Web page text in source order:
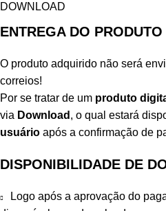
DOWNLOAD
ENTREGA DO PRODUTO
O produto adquirido não será
correios!
Por se tratar de um produto
via Download , o qual estará
usuário após a confirmação de
DISPONIBILIDADE DE
Logo após a aprovação do